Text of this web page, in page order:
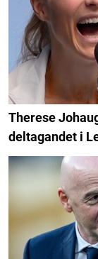
Therese
deltagandet i